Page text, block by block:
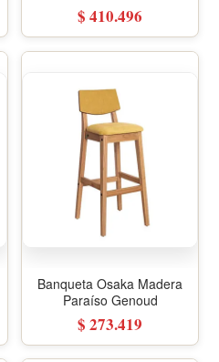
$ 410.496
Banqueta Osaka Madera
Paraíso Genoud
$ 273.419